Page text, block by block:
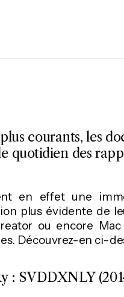
courants, les
quotidien des
en effet une
plus évidente de
ou encore
Découvrez-en ci-
: SVDDXNLY